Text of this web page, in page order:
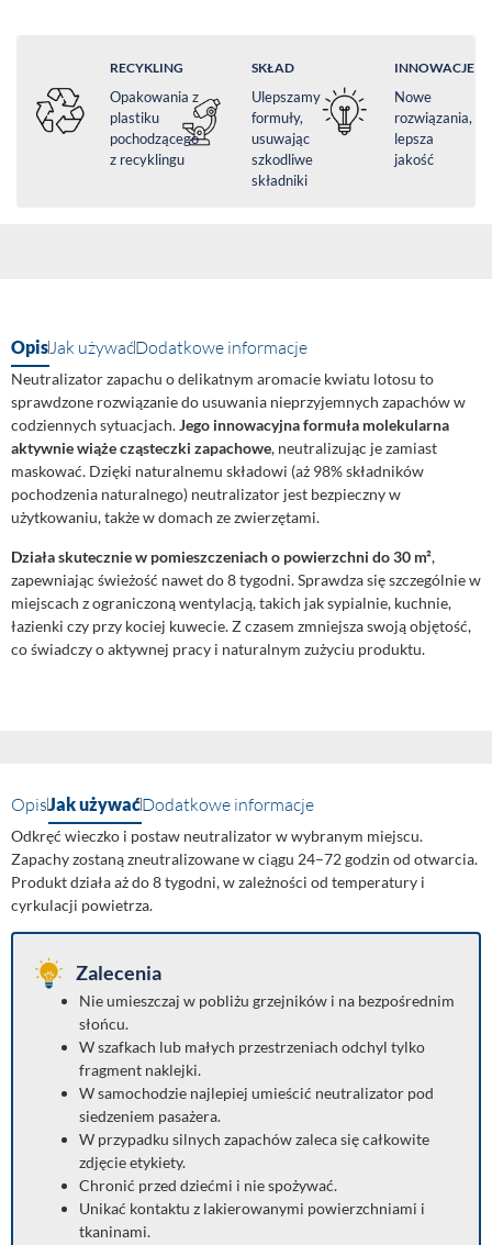
RECYKLING
Opakowania z
plastiku
pochodzącego
z recyklingu
SKŁAD
Ulepszamy
formuły,
usuwając
szkodliwe
składniki
INNOWACJE
Nowe
rozwiązania,
lepsza
jakość
OpisJak używaćDodatkowe informacje
Neutralizator zapachu o delikatnym aromacie kwiatu lotosu to
sprawdzone rozwiązanie do usuwania nieprzyjemnych zapachów w
codziennych sytuacjach.Jego innowacyjna formuła molekularna
aktywnie wiąże cząsteczki zapachowe, neutralizując je zamiast
maskować. Dzięki naturalnemu składowi (aż 98% składników
pochodzenia naturalnego) neutralizator jest bezpieczny w
użytkowaniu, także w domach ze zwierzętami.
Działa skutecznie w pomieszczeniach o powierzchni do 30 m²,
zapewniając świeżość nawet do 8 tygodni. Sprawdza się szczególnie w
miejscach z ograniczoną wentylacją, takich jak sypialnie, kuchnie,
łazienki czy przy kociej kuwecie. Z czasem zmniejsza swoją objętość,
co świadczy o aktywnej pracy i naturalnym zużyciu produktu.
OpisJak używaćDodatkowe informacje
Odkręć wieczko i postaw neutralizator w wybranym miejscu.
Zapachy zostaną zneutralizowane w ciągu 24–72 godzin od otwarcia.
Produkt działa aż do 8 tygodni, w zależności od temperatury i
cyrkulacji powietrza.
Zalecenia
Nie umieszczaj w pobliżu grzejników i na bezpośrednim
słońcu.
W szafkach lub małych przestrzeniach odchyl tylko
fragment naklejki.
W samochodzie najlepiej umieścić neutralizator pod
siedzeniem pasażera.
W przypadku silnych zapachów zaleca się całkowite
zdjęcie etykiety.
Chronić przed dziećmi i nie spożywać.
Unikać kontaktu z lakierowanymi powierzchniami i
tkaninami.